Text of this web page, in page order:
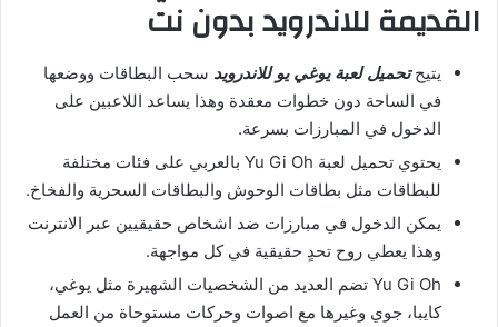
القديمة للاندرويد بدون نت
يتيحتحميل لعبة يوغي يو للاندرويد سحب البطاقات ووضعها
في الساحة دون خطوات معقدة وهذا يساعد اللاعبين على
الدخول في المبارزات بسرعة.
يحتوي تحميل لعبة Yu Gi Oh بالعربي على فئات مختلفة
للبطاقات مثل بطاقات الوحوش والبطاقات السحرية والفخاخ.
يمكن الدخول في مبارزات ضد اشخاص حقيقيين عبر الانترنت
وهذا يعطي روح تحدٍ حقيقية في كل مواجهة.
Yu Gi Oh تضم العديد من الشخصيات الشهيرة مثل يوغي،
كايبا، جوي وغيرها مع اصوات وحركات مستوحاة من العمل